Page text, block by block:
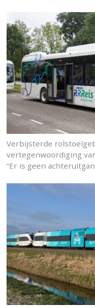
Verbijsterde
vertegenwoordiging
“Er is geen